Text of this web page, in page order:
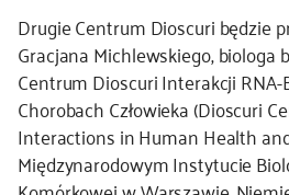
Drugie Centrum Dioscuri będzie
Gracjana Michlewskiego, biologa
Centrum Dioscuri Interakcji RNA-
Chorobach Człowieka (Dioscuri
Interactions in Human Health
Międzynarodowym Instytucie